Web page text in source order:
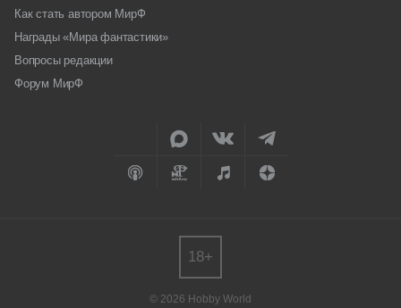
Как стать автором МирФ
Награды «Мира фантастики»
Вопросы редакции
Форум МирФ
© 2026 Hobby World
18+